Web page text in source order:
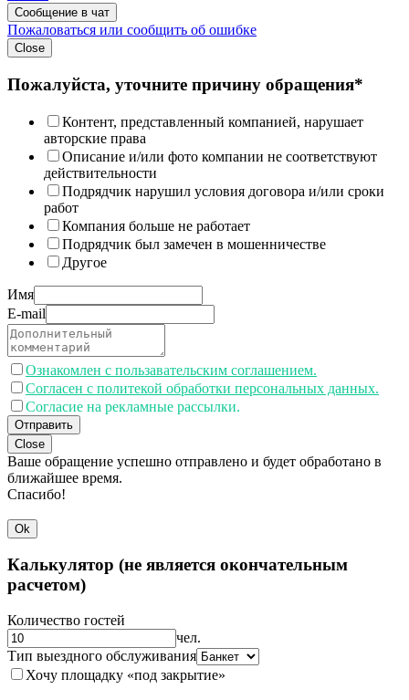
Сообщение в чат
Пожаловаться или сообщить об ошибке
Close
Пожалуйста, уточните причину обращения*
Контент, представленный компанией, нарушает
авторские права
Описание и/или фото компании не соответствуют
действительности
Подрядчик нарушил условия договора и/или сроки
работ
Компания больше не работает
Подрядчик был замечен в мошенничестве
Другое
Имя
E-mail
Ознакомлен с пользавательским соглашением.
Согласен с политекой обработки персональных данных.
Согласие на рекламные рассылки.
Отправить
Close
Ваше обращение успешно отправлено и будет обработано в
ближайшее время.
Спасибо!
Ok
Калькулятор (не является окончательным
расчетом)
Количество гостей
чел.
Тип выездного обслуживания
Хочу площадку «под закрытие»